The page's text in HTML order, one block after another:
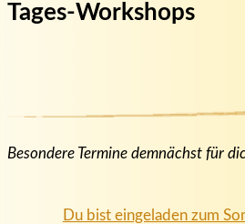
Tages-Workshops
Besondere Termine demnächst für
Du bist eingeladen zum